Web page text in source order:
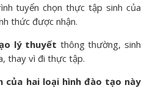
tuyển chọn thực tập sinh của
thức được nhận.
lý thuyết thông thường, sinh
thay vì đi thực tập.
của hai loại hình đào tạo này